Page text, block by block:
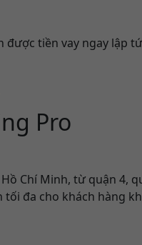
tiền vay ngay
Pro
Chí Minh, từ quận
đa cho khách hàng